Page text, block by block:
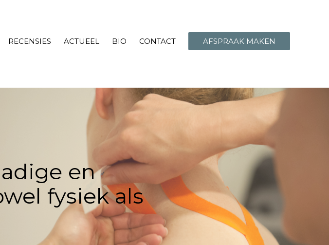
RECENSIES ACTUEEL BIO CONTACT AFSPRAAK MAKEN
en
fysiek als